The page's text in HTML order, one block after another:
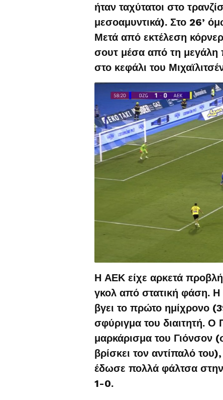
ήταν ταχύτατοι στο
μεσοαμυντικά). Στο 26’
Μετά από εκτέλεση
σουτ μέσα από τη
στο κεφάλι του
Η ΑΕΚ είχε αρκετά
γκολ από στατική φάση. Η
βγει το πρώτο ημίχρονο
σφύριγμα του διαιτητή.
μαρκάρισμα του Γιόνσον
βρίσκει τον αντίπαλό
έδωσε πολλά φάλτσα στην
1-0.